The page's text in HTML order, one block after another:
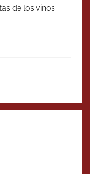
de los vinos